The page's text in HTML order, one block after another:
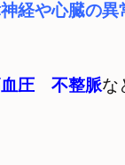
経や心臓の異
圧　不整脈